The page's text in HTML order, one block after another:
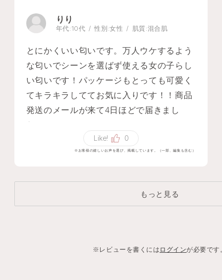
りり
年代:10代 性別:女性 肌質:混合肌
とにかくいい匂いです。万人ウケするよう
な匂いでシーンを選ばず使える女の子らし
い匂いです！パッケージもとっても可愛く
てキラキラしててお気に入りです！！商品
発送のメールが来て4日ほどで届きまし
た！
Like! 0
※お客様の嬉しいお声を選び、掲載しています。（一部、編集も含む）
もっと見る
※レビューを書くにはログインが必要です